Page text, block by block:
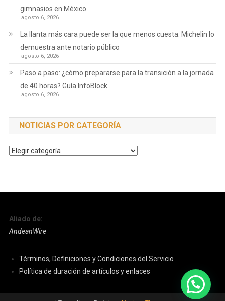
gimnasios en México
agosto 6, 2026
La llanta más cara puede ser la que menos cuesta: Michelin lo
demuestra ante notario público
agosto 6, 2026
Paso a paso: ¿cómo prepararse para la transición a la jornada
de 40 horas? Guía InfoBlock
agosto 6, 2026
NOTICIAS POR CATEGORÍA
Noticias
Aliado de:
AndeanWire
Términos, Definiciones y Condiciones del Servicio
Política de duración de artículos y enlaces